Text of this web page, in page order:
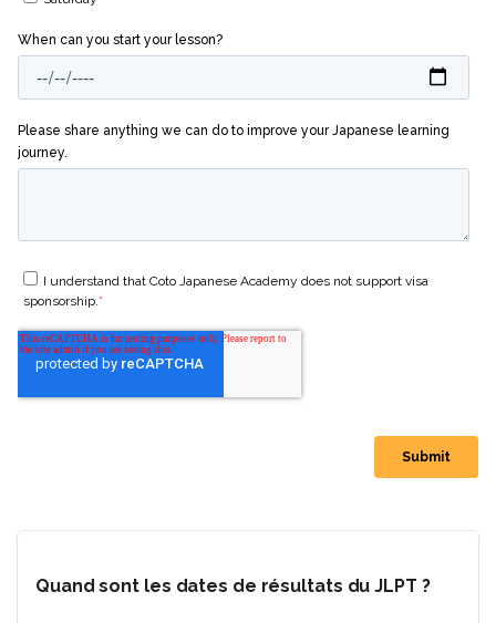
Quand sont les dates de résultats du JLPT ?